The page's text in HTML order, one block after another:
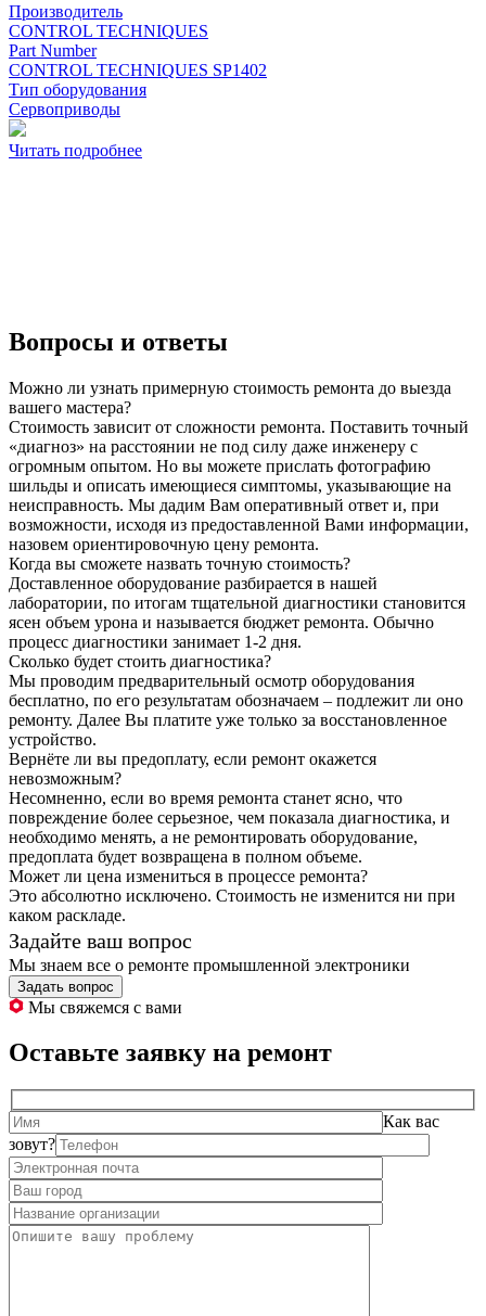
Производитель
CONTROL TECHNIQUES
Part Number
CONTROL TECHNIQUES SP1402
Тип оборудования
Сервоприводы
Читать подробнее
Вопросы и ответы
Можно ли узнать примерную стоимость ремонта до выезда
вашего мастера?
Стоимость зависит от сложности ремонта. Поставить точный
«диагноз» на расстоянии не под силу даже инженеру с
огромным опытом. Но вы можете прислать фотографию
шильды и описать имеющиеся симптомы, указывающие на
неисправность. Мы дадим Вам оперативный ответ и, при
возможности, исходя из предоставленной Вами информации,
назовем ориентировочную цену ремонта.
Когда вы сможете назвать точную стоимость?
Доставленное оборудование разбирается в нашей
лаборатории, по итогам тщательной диагностики становится
ясен объем урона и называется бюджет ремонта. Обычно
процесс диагностики занимает 1-2 дня.
Сколько будет стоить диагностика?
Мы проводим предварительный осмотр оборудования
бесплатно, по его результатам обозначаем – подлежит ли оно
ремонту. Далее Вы платите уже только за восстановленное
устройство.
Вернёте ли вы предоплату, если ремонт окажется
невозможным?
Несомненно, если во время ремонта станет ясно, что
повреждение более серьезное, чем показала диагностика, и
необходимо менять, а не ремонтировать оборудование,
предоплата будет возвращена в полном объеме.
Может ли цена измениться в процессе ремонта?
Это абсолютно исключено. Стоимость не изменится ни при
каком раскладе.
Задайте ваш вопрос
Мы знаем все о ремонте промышленной электроники
Задать вопрос
Мы свяжемся с вами
Оставьте заявку на ремонт
Как вас
зовут?